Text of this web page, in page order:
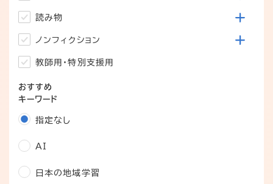
読み物
ノンフィクション
教師用・特別支援用
おすすめ
キーワード
指定なし
AI
日本の地域学習